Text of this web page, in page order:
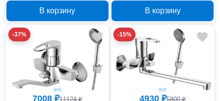
DR71018
В корзину В корзину
-37%
7008 ₽11124 ₽
-15%
4930 ₽5800 ₽